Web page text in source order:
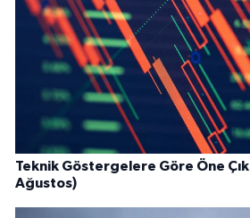
Teknik Göstergelere Göre Öne
Ağustos)